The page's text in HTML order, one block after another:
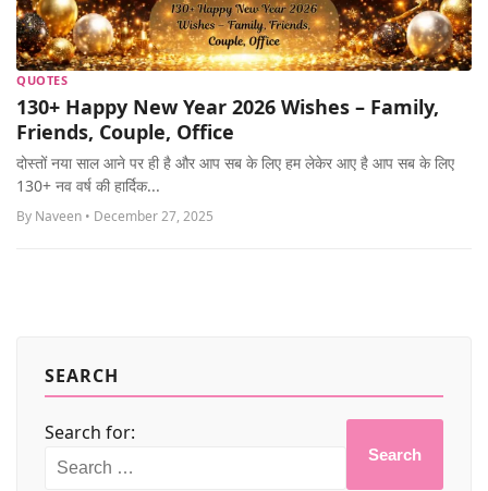
FASHION & STYLE
CONTACT NAME IDEAS
MORE
QUOTES
130+ Happy New Year 2026 Wishes – Family,
Friends, Couple, Office
दोस्तों नया साल आने पर ही है और आप सब के लिए हम लेकेर आए है आप सब के लिए
130+ नव वर्ष की हार्दिक...
By Naveen • December 27, 2025
SEARCH
Search for:
Search